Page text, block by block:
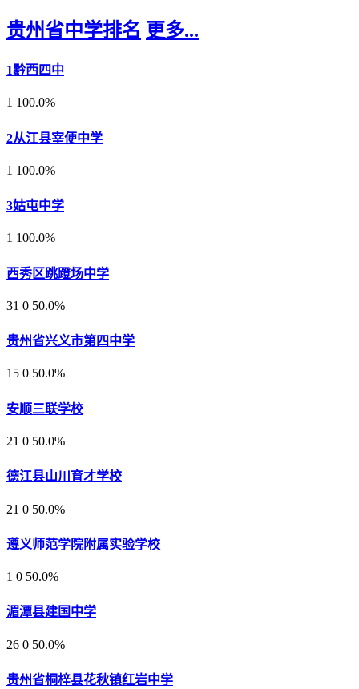
贵州省中学排名 更多...
1黔西四中
1 100.0%
2从江县宰便中学
1 100.0%
3姑屯中学
1 100.0%
西秀区跳蹬场中学
31 0 50.0%
贵州省兴义市第四中学
15 0 50.0%
安顺三联学校
21 0 50.0%
德江县山川育才学校
21 0 50.0%
遵义师范学院附属实验学校
1 0 50.0%
湄潭县建国中学
26 0 50.0%
贵州省桐梓县花秋镇红岩中学